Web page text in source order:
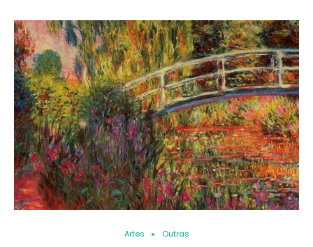
Artes Outras